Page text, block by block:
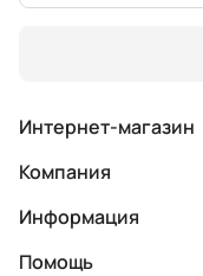
Интернет-магазин
Компания
Информация
Помощь